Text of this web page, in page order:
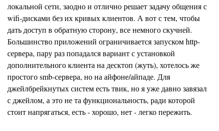
локальной сети, заодно и отлично решает задачу общения с
wifi-дисками без их кривых клиентов. А вот с тем, чтобы
дать доступ в обратную сторону, все немного скучней.
Большинство приложений ограничивается запуском http-
сервера, пару раз попадался вариант с установкой
дополнительного клиента на десктоп (жуть), хотелось же
простого smb-сервера, но на айфоне/айпаде. Для
джейлбрейкнутых систем есть твик, но я уже давно завязал
с джейлом, а это не та функциональность, ради которой
стоит напрягаться, есть - хорошо, нет - легко пережить.